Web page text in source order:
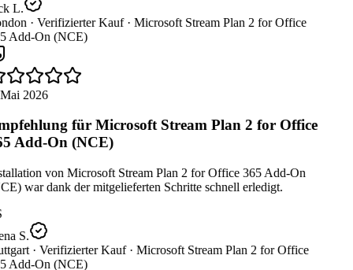
L.
· Verifizierter Kauf · Microsoft Stream Plan 2 for Office
Add-On (NCE)
2026
für Microsoft Stream Plan 2 for Office
Add-On (NCE)
von Microsoft Stream Plan 2 for Office 365 Add-On
war dank der mitgelieferten Schritte schnell erledigt.
S.
· Verifizierter Kauf · Microsoft Stream Plan 2 for Office
Add-On (NCE)